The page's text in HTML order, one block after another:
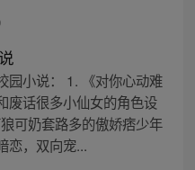
园小说： 1. 《对你心动难
废话很多小仙女的角色设
可奶套路多的傲娇痞少年
恋，双向宠...